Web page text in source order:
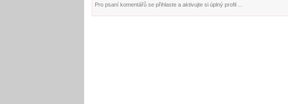
Pro psaní komentářů se přihlaste a aktivujte si úplný profil ...